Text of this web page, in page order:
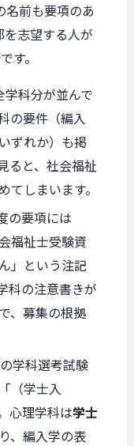
名前も要項のあ
を志望する人が
す。
学科分が並んで
の要件（編入
ずれか）も掲
ると、社会福祉
しまいます。
の要項には
福祉士受験資
」という注記
科の注意書きが
、募集の根拠
学科選考試験
（学士入
心理学科は学士
、編入学の表